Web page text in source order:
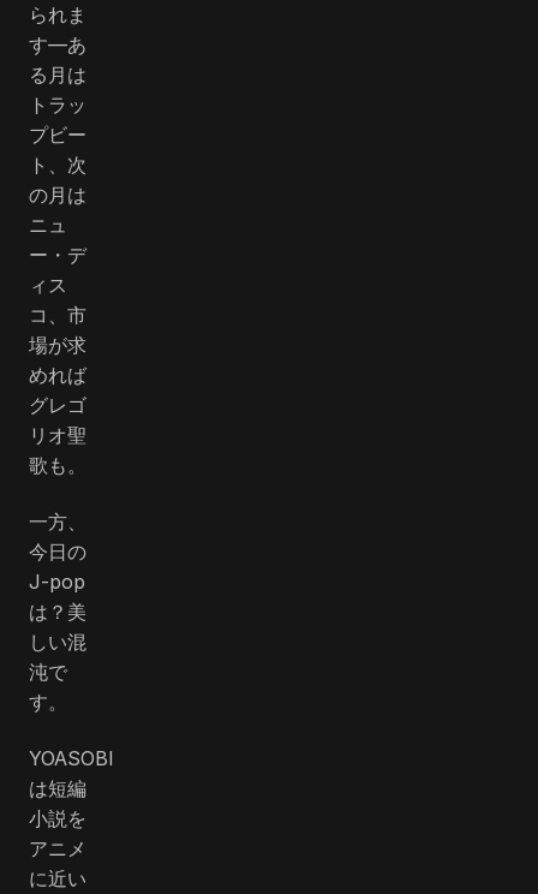
られま
す―あ
る月は
トラッ
プビー
ト、次
の月は
ニュ
ー・デ
ィス
コ、市
場が求
めれば
グレゴ
リオ聖
歌も。
一方、
今日の
J-pop
は？美
しい混
沌で
す。
YOASOBI
は短編
小説を
アニメ
に近い